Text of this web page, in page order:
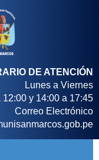
DE ATENCIÓN
Lunes a Viernes
12:00 y 14:00 a 17:45
Correo Electrónico